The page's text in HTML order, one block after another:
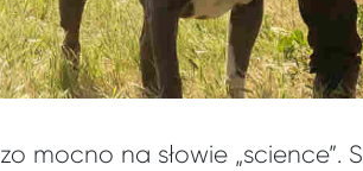
mocno na słowie „science”.